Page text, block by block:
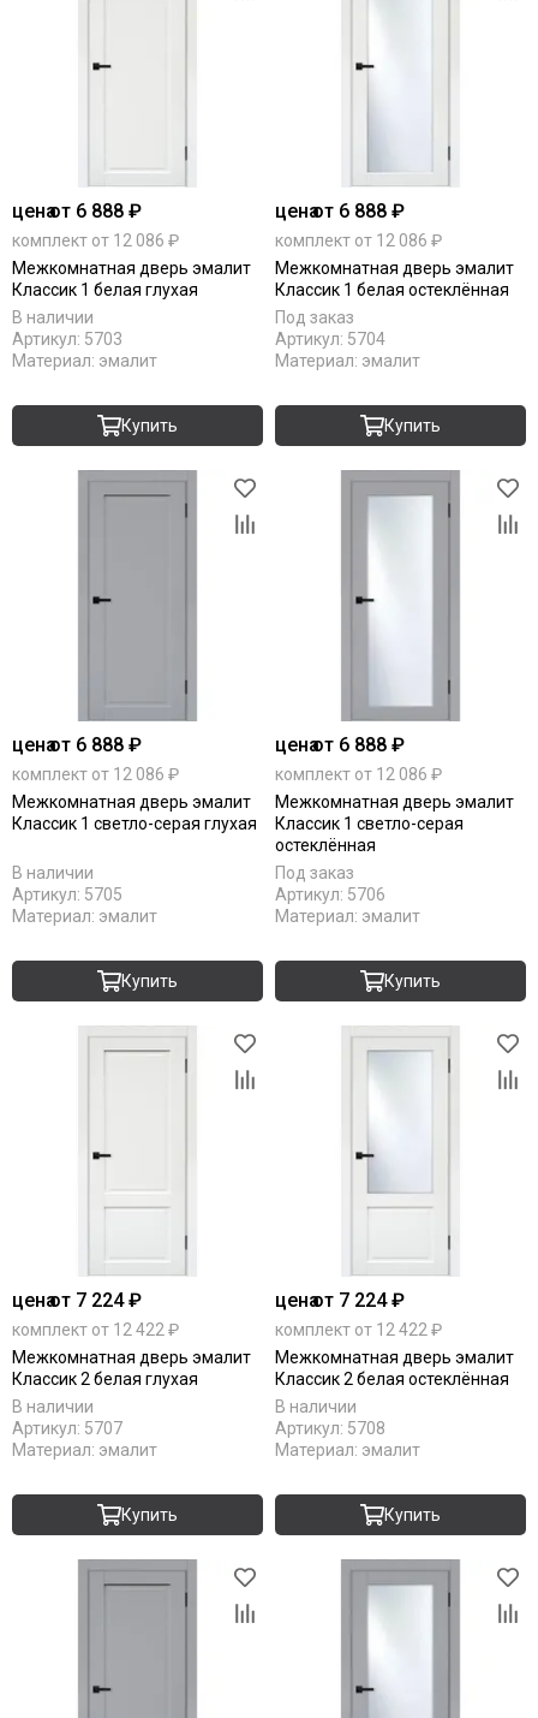
ценаот 6 888 ₽
комплект от 12 086 ₽
Межкомнатная дверь эмалит
Классик 1 белая глухая
В наличии
Артикул: 5703
Материал: эмалит
Купить
ценаот 6 888 ₽
комплект от 12 086 ₽
Межкомнатная дверь эмалит
Классик 1 белая остеклённая
Под заказ
Артикул: 5704
Материал: эмалит
Купить
ценаот 6 888 ₽
комплект от 12 086 ₽
Межкомнатная дверь эмалит
Классик 1 светло-серая глухая
В наличии
Артикул: 5705
Материал: эмалит
Купить
ценаот 6 888 ₽
комплект от 12 086 ₽
Межкомнатная дверь эмалит
Классик 1 светло-серая
остеклённая
Под заказ
Артикул: 5706
Материал: эмалит
Купить
ценаот 7 224 ₽
комплект от 12 422 ₽
Межкомнатная дверь эмалит
Классик 2 белая глухая
В наличии
Артикул: 5707
Материал: эмалит
Купить
ценаот 7 224 ₽
комплект от 12 422 ₽
Межкомнатная дверь эмалит
Классик 2 белая остеклённая
В наличии
Артикул: 5708
Материал: эмалит
Купить